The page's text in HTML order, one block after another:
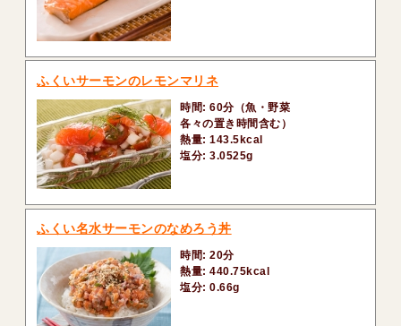
ふくいサーモンのレモンマリネ
時間: 60分（魚・野菜
各々の置き時間含む）
熱量: 143.5kcal
塩分: 3.0525g
ふくい名水サーモンのなめろう丼
時間: 20分
熱量: 440.75kcal
塩分: 0.66g